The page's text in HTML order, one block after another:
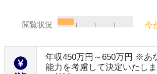
閲覧状況 今
年収450万円～650万円 ※あ
能力を考慮して決定いたし